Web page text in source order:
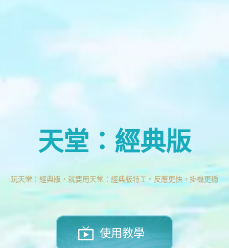
天堂：經典版
玩天堂：經典版，就要用天堂：經典版特工。反應更快，掛機更穩
使用教學